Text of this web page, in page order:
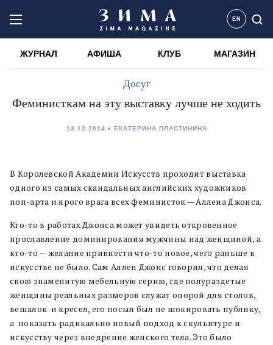
EN
ЖУРНАЛ АФИША КЛУБ МАГАЗИН
Досуг
Феминисткам на эту выставку лучше не ходить
13.12.2014 ЕКАТЕРИНА ПЛАСТИНИНА
В Королевской Академии Искусств проходит выставка
одного из самых скандальных английских художников
поп-арта и ярого врага всех феминисток — Аллена Джонса.
Кто-то в работах Джонса может увидеть откровенное
прославление доминирования мужчины над женщиной, а
кто-то — желание привнести что-то новое, чего раньше в
искусстве не было. Сам Аллен Джонс говорил, что делая
свою знаменитую мебельную серию, где полураздетые
женщины реальных размеров служат опорой для столов,
вешалок и кресел, его посыл был не шокировать публику,
а показать радикально новый подход к скульптуре и
искусству через внедрение женского тела. Это было